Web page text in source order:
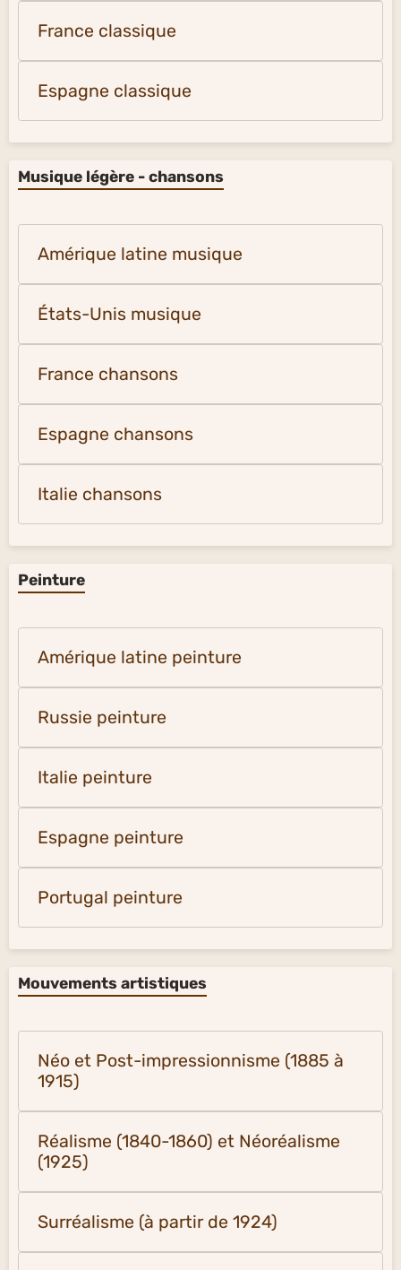
France classique
Espagne classique
Musique légère - chansons
Amérique latine musique
États-Unis musique
France chansons
Espagne chansons
Italie chansons
Peinture
Amérique latine peinture
Russie peinture
Italie peinture
Espagne peinture
Portugal peinture
Mouvements artistiques
Néo et Post-impressionnisme (1885 à
1915)
Réalisme (1840-1860) et Néoréalisme
(1925)
Surréalisme (à partir de 1924)